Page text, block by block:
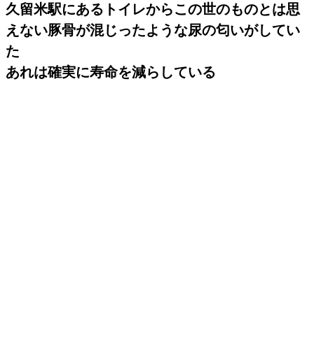
久留米駅にあるトイレからこの世のものとは思
えない豚骨が混じったような尿の匂いがしてい
た
あれは確実に寿命を減らしている